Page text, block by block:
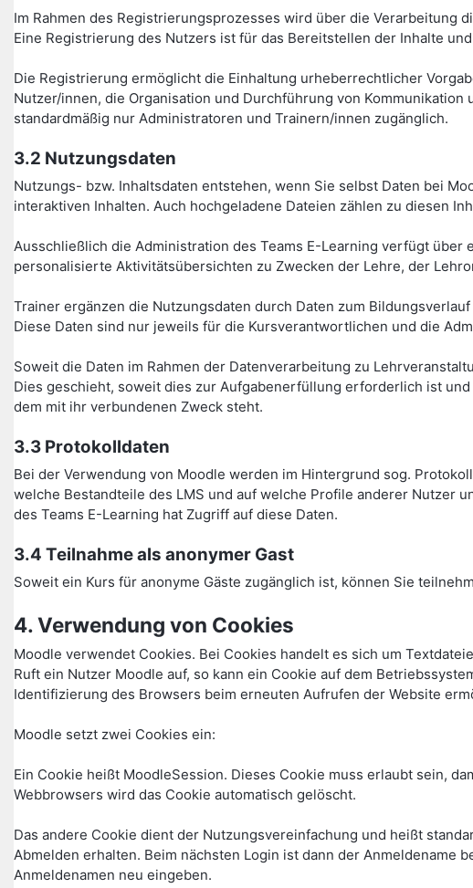
Im Rahmen des Registrierungsprozesses wird über die Verarbeitung
Eine Registrierung des Nutzers ist für das Bereitstellen der Inhalte
Die Registrierung ermöglicht die Einhaltung urheberrechtlicher
Nutzer/innen, die Organisation und Durchführung von
standardmäßig nur Administratoren und Trainern/innen zugänglich.
3.2 Nutzungsdaten
Nutzungs- bzw. Inhaltsdaten entstehen, wenn Sie selbst Daten bei
interaktiven Inhalten. Auch hochgeladene Dateien zählen zu diesen
Ausschließlich die Administration des Teams E-Learning verfügt
personalisierte Aktivitätsübersichten zu Zwecken der Lehre, der
Trainer ergänzen die Nutzungsdaten durch Daten zum
Diese Daten sind nur jeweils für die Kursverantwortlichen und die
Soweit die Daten im Rahmen der Datenverarbeitung zu
Dies geschieht, soweit dies zur Aufgabenerfüllung erforderlich ist
dem mit ihr verbundenen Zweck steht.
3.3 Protokolldaten
Bei der Verwendung von Moodle werden im Hintergrund sog.
welche Bestandteile des LMS und auf welche Profile anderer Nutzer
des Teams E-Learning hat Zugriff auf diese Daten.
3.4 Teilnahme als anonymer Gast
Soweit ein Kurs für anonyme Gäste zugänglich ist, können Sie
4. Verwendung von Cookies
Moodle verwendet Cookies. Bei Cookies handelt es sich um
Ruft ein Nutzer Moodle auf, so kann ein Cookie auf dem
Identifizierung des Browsers beim erneuten Aufrufen der Website
Moodle setzt zwei Cookies ein:
Ein Cookie heißt MoodleSession. Dieses Cookie muss erlaubt sein,
Webbrowsers wird das Cookie automatisch gelöscht.
Das andere Cookie dient der Nutzungsvereinfachung und heißt
Abmelden erhalten. Beim nächsten Login ist dann der Anmeldename
Anmeldenamen neu eingeben.